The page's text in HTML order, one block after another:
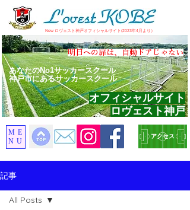
​New ロヴェスト神戸オフィシャルサイト(2023年4月より）
​明日への扉は、自動ドアじゃない
あなたのNo1サッカースクール
神戸市にあるサッカースクール
アクセス
オフィシャルサイト
ロヴェスト神戸
ME
NU
記事
All Posts